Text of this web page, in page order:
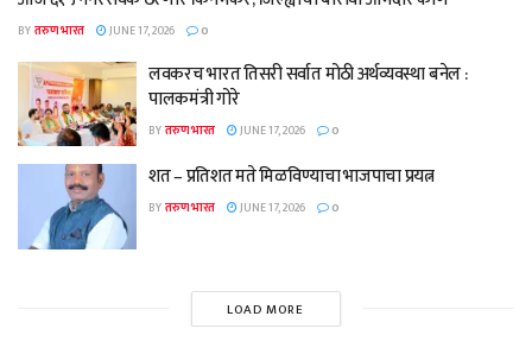
BYतरुण भारत JUNE 17, 2026 0
लवकरच भारत तिसरी सर्वात मोठी अर्थव्यवस्था बनेल :
पालकमंत्री गोरे
BYतरुण भारत JUNE 17, 2026 0
शत – प्रतिशत मते मिळविण्याचा भाजपाचा प्रयत्न
BYतरुण भारत JUNE 17, 2026 0
LOAD MORE